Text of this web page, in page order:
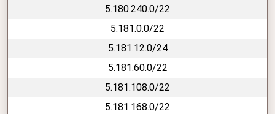
5.180.240.0/22
5.181.0.0/22
5.181.12.0/24
5.181.60.0/22
5.181.108.0/22
5.181.168.0/22